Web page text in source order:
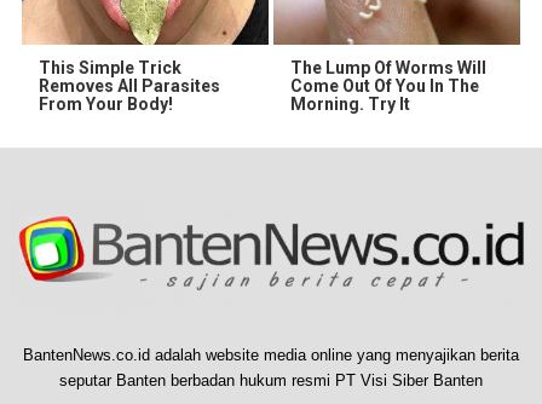
This Simple Trick
Removes All Parasites
From Your Body!
The Lump Of Worms Will
Come Out Of You In The
Morning. Try It
BantenNews.co.id adalah website media online yang menyajikan berita
seputar Banten berbadan hukum resmi PT Visi Siber Banten